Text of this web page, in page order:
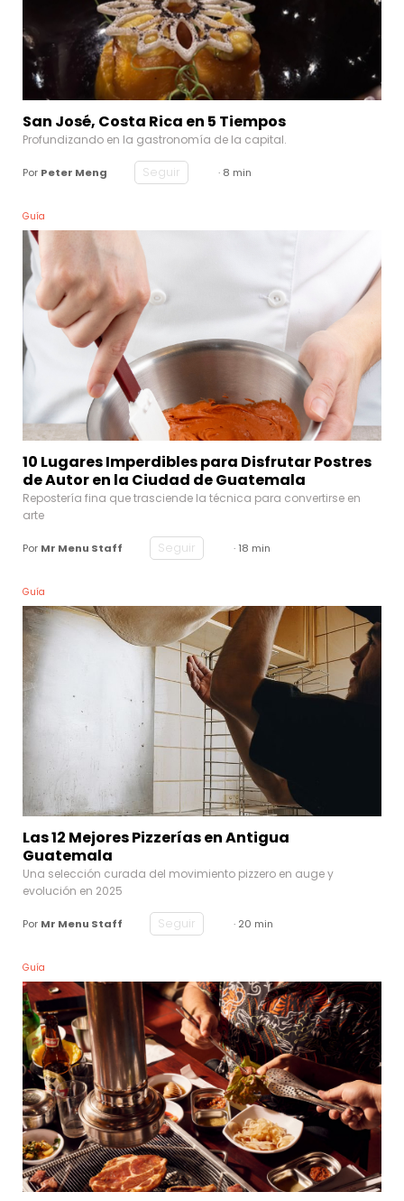
San José, Costa Rica en 5 Tiempos
Profundizando en la gastronomía de la capital.
Por Peter Meng Seguir · 8 min
Guía
10 Lugares Imperdibles para Disfrutar Postres
de Autor en la Ciudad de Guatemala
Repostería fina que trasciende la técnica para convertirse en
arte
Por Mr Menu Staff Seguir · 18 min
Guía
Las 12 Mejores Pizzerías en Antigua
Guatemala
Una selección curada del movimiento pizzero en auge y
evolución en 2025
Por Mr Menu Staff Seguir · 20 min
Guía